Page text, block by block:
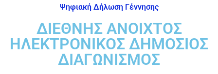
Ψηφιακή Δήλωση Γέννησης
ΔΙΕΘΝΗΣ ΑΝΟΙΧΤΟΣ
ΗΛΕΚΤΡΟΝΙΚΟΣ ΔΗΜΟΣΙΟΣ
ΔΙΑΓΩΝΙΣΜΟΣ